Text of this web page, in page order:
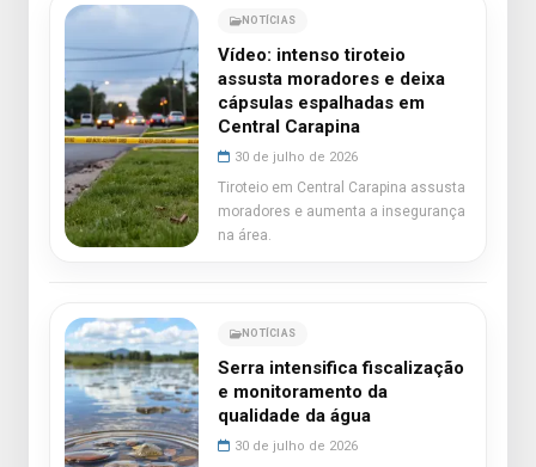
NOTÍCIAS
Vídeo: intenso tiroteio
assusta moradores e deixa
cápsulas espalhadas em
Central Carapina
30 de julho de 2026
Tiroteio em Central Carapina assusta
moradores e aumenta a insegurança
na área.
NOTÍCIAS
Serra intensifica fiscalização
e monitoramento da
qualidade da água
30 de julho de 2026